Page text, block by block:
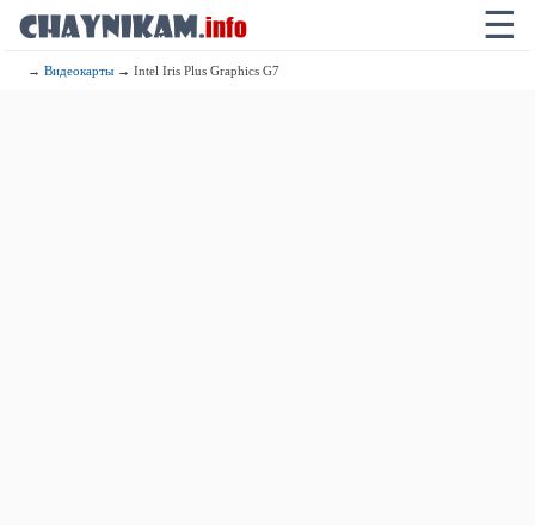
☰
→Видеокарты → Intel Iris Plus Graphics G7